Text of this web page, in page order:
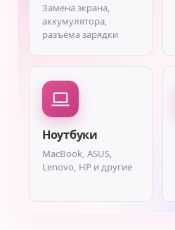
Замена экрана,
аккумулятора,
разъёма зарядки
Ноутбуки
MacBook, ASUS,
Lenovo, HP и другие